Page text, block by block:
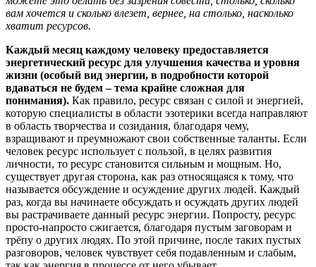
вам хочется и сколько влезет, вернее, на столько, насколько
хватит ресурсов.
Каждый месяц каждому человеку предоставляется
энергетический ресурс для улучшения качества и уровня
жизни (особый вид энергии, в подробности которой
вдаваться не будем – тема крайне сложная для
понимания). Как правило, ресурс связан с силой и энергией,
которую специалисты в области эзотерики всегда направляют
в область творчества и созидания, благодаря чему,
взращивают и преумножают свои собственные таланты. Если
человек ресурс использует с пользой, в целях развития
личности, то ресурс становится сильным и мощным. Но,
существует другая сторона, как раз относящаяся к тому, что
называется обсуждение и осуждение других людей. Каждый
раз, когда вы начинаете обсуждать и осуждать других людей
вы растрачиваете данный ресурс энергии. Попросту, ресурс
просто-напросто сжигается, благодаря пустым заговорам и
трёпу о других людях. По этой причине, после таких пустых
разговоров, человек чувствует себя подавленным и слабым,